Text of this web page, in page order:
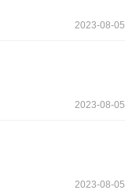
2023-08-05
2023-08-05
2023-08-05